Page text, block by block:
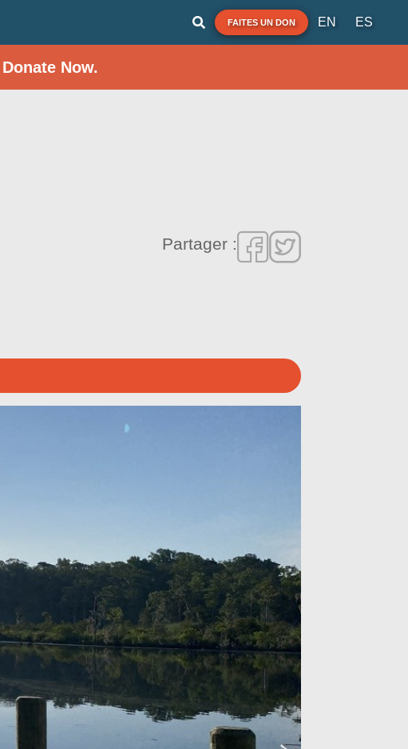
FAITES UN DON EN ES
Now.
Partager :